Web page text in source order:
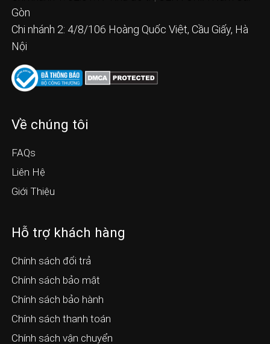
Gòn
Chi nhánh 2: 4/8/106 Hoàng Quốc Việt, Cầu Giấy, Hà
Nội
Về chúng tôi
FAQs
Liên Hệ
Giới Thiệu
Hỗ trợ khách hàng
Chính sách đổi trả
Chính sách bảo mật
Chính sách bảo hành
Chính sách thanh toán
Chính sách vận chuyển